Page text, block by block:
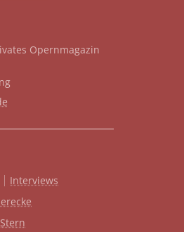
Opernmagazin
Interviews